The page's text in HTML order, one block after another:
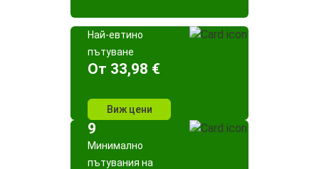
Най-евтино
пътуване
Oт 33,98 €
Виж цени
9
Минимално
пътувания на